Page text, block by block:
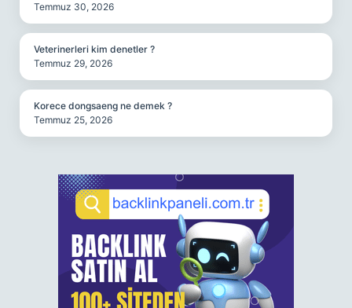
Temmuz 30, 2026
Veterinerleri kim denetler ?
Temmuz 29, 2026
Korece dongsaeng ne demek ?
Temmuz 25, 2026